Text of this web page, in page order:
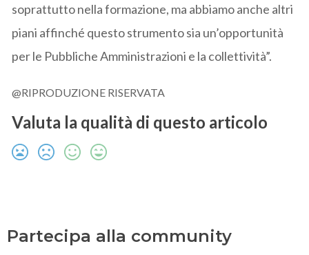
soprattutto nella formazione, ma abbiamo anche altri
piani affinché questo strumento sia un’opportunità
per le Pubbliche Amministrazioni e la collettività”.
@RIPRODUZIONE RISERVATA
Valuta la qualità di questo articolo
Partecipa alla community